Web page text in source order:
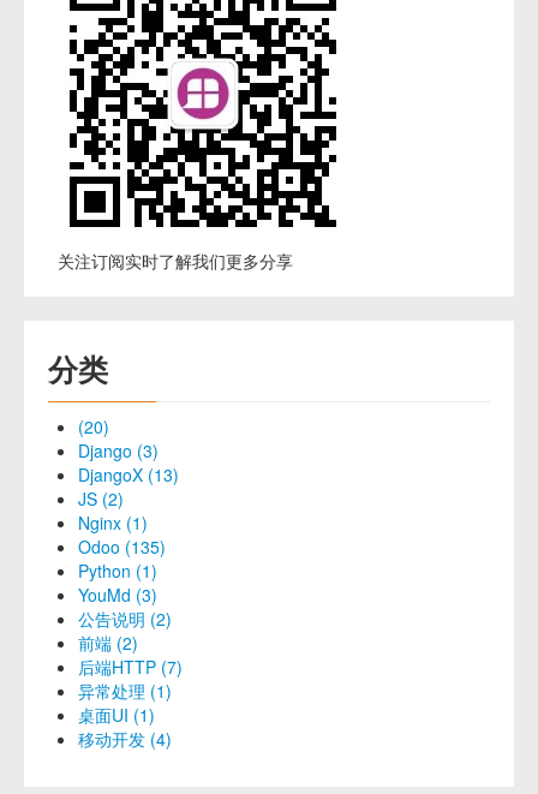
关注订阅实时了解我们更多分享
分类
(20)
Django (3)
DjangoX (13)
JS (2)
Nginx (1)
Odoo (135)
Python (1)
YouMd (3)
公告说明 (2)
前端 (2)
后端HTTP (7)
异常处理 (1)
桌面UI (1)
移动开发 (4)